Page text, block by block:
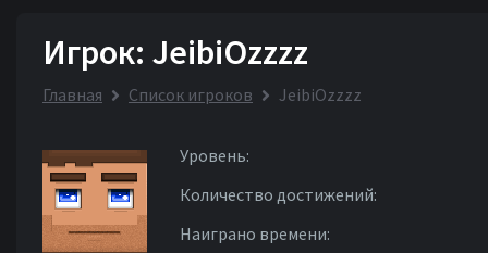
Игрок: JeibiOzzzz
Главная Список игроков JeibiOzzzz
Уровень:
Количество достижений:
Наиграно времени: